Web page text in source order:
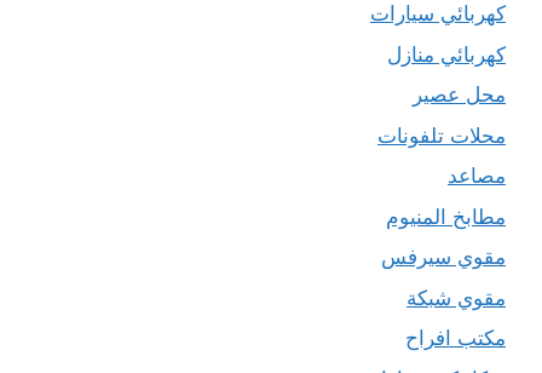
كهربائي سيارات
كهربائي منازل
محل عصير
محلات تلفونات
مصاعد
مطابخ المنيوم
مقوي سيرفس
مقوي شبكة
مكتب افراح